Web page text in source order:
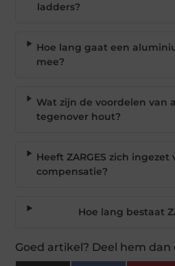
ladders?
Hoe lang gaat een
mee?
Wat zijn de voordelen van
tegenover hout?
Heeft ZARGES zich ingezet
compensatie?
Hoe lang bestaat
Goed artikel? Deel hem dan